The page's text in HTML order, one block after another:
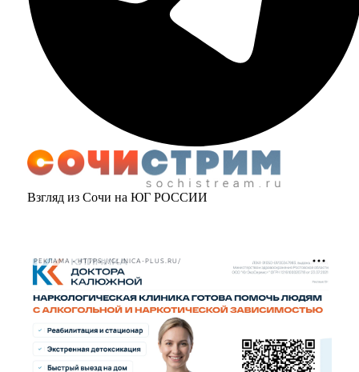
Взгляд из Сочи на ЮГ РОССИИ
РЕКЛАМА • HTTPS://CLINICA-PLUS.RU/